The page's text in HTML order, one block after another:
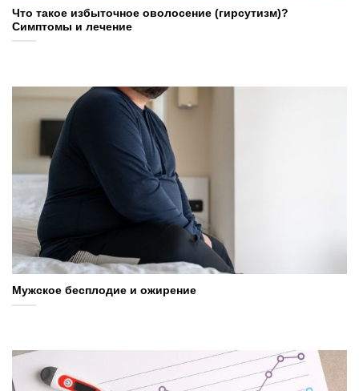
Что такое избыточное оволосение (гирсутизм)?
Симптомы и лечение
Мужское бесплодие и ожирение